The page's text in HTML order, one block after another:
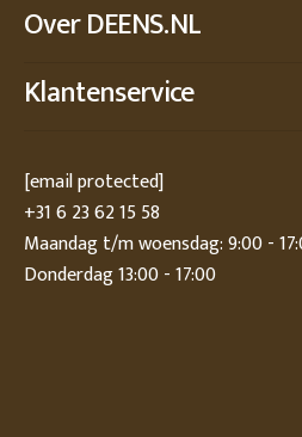
Over DEENS.NL
Klantenservice
[email protected]
+31 6 23 62 15 58
Maandag t/m woensdag: 9:00 -
Donderdag 13:00 - 17:00